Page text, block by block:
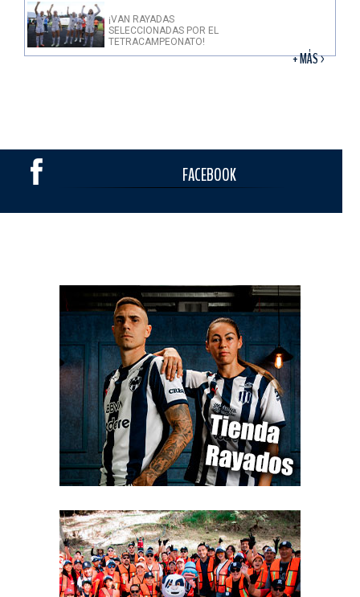
¡VAN RAYADAS
SELECCIONADAS POR EL
TETRACAMPEONATO!
+ MÁS >
FACEBOOK